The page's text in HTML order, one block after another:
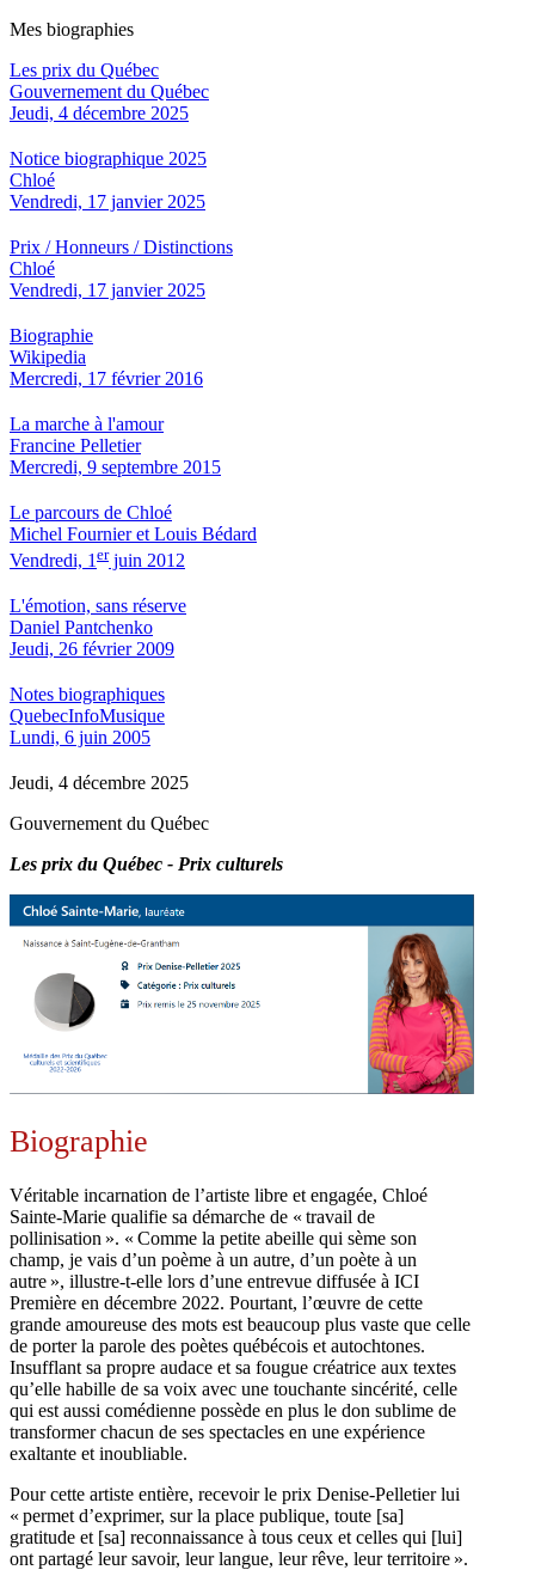
Mes biographies
Les prix du Québec
Gouvernement du Québec
Jeudi, 4 décembre 2025
Notice biographique 2025
Chloé
Vendredi, 17 janvier 2025
Prix / Honneurs / Distinctions
Chloé
Vendredi, 17 janvier 2025
Biographie
Wikipedia
Mercredi, 17 février 2016
La marche à l'amour
Francine Pelletier
Mercredi, 9 septembre 2015
Le parcours de Chloé
Michel Fournier et Louis Bédard
Vendredi, 1 erjuin 2012
L'émotion, sans réserve
Daniel Pantchenko
Jeudi, 26 février 2009
Notes biographiques
QuebecInfoMusique
Lundi, 6 juin 2005
Jeudi, 4 décembre 2025
Gouvernement du Québec
Les prix du Québec - Prix culturels
Biographie
Véritable incarnation de l’artiste libre et engagée, Chloé
Sainte-Marie qualifie sa démarche de « travail de
pollinisation ». « Comme la petite abeille qui sème son
champ, je vais d’un poème à un autre, d’un poète à un
autre », illustre-t-elle lors d’une entrevue diffusée à ICI
Première en décembre 2022. Pourtant, l’œuvre de cette
grande amoureuse des mots est beaucoup plus vaste que celle
de porter la parole des poètes québécois et autochtones.
Insufflant sa propre audace et sa fougue créatrice aux textes
qu’elle habille de sa voix avec une touchante sincérité, celle
qui est aussi comédienne possède en plus le don sublime de
transformer chacun de ses spectacles en une expérience
exaltante et inoubliable.
Pour cette artiste entière, recevoir le prix Denise-Pelletier lui
« permet d’exprimer, sur la place publique, toute [sa]
gratitude et [sa] reconnaissance à tous ceux et celles qui [lui]
ont partagé leur savoir, leur langue, leur rêve, leur territoire ».